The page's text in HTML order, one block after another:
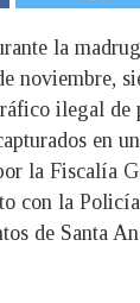
la
noviembre,
ilegal de
en
la Fiscalía
con la
de Santa